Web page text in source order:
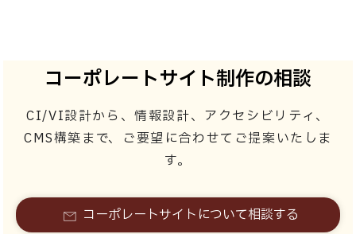
コーポレートサイト制作の相談
CI/VI設計から、情報設計、アクセシビリティ、
CMS構築まで、
ご要望に合わせてご提案いたしま
す。
コーポレートサイトについて相談する